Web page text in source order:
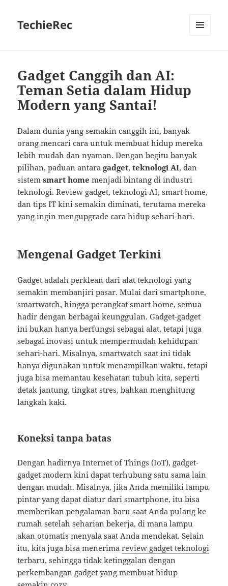
TechieRec
Gadget Canggih dan AI:
Teman Setia dalam Hidup
Modern yang Santai!
Dalam dunia yang semakin canggih ini, banyak
orang mencari cara untuk membuat hidup mereka
lebih mudah dan nyaman. Dengan begitu banyak
pilihan, paduan antaragadget,teknologi AI, dan
sistemsmart home menjadi bintang di industri
teknologi. Review gadget, teknologi AI, smart home,
dan tips IT kini semakin diminati, terutama mereka
yang ingin mengupgrade cara hidup sehari-hari.
Mengenal Gadget Terkini
Gadget adalah perklean dari alat teknologi yang
semakin membanjiri pasar. Mulai dari smartphone,
smartwatch, hingga perangkat smart home, semua
hadir dengan berbagai keunggulan. Gadget-gadget
ini bukan hanya berfungsi sebagai alat, tetapi juga
sebagai inovasi untuk mempermudah kehidupan
sehari-hari. Misalnya, smartwatch saat ini tidak
hanya digunakan untuk menampilkan waktu, tetapi
juga bisa memantau kesehatan tubuh kita, seperti
detak jantung, tingkat stres, bahkan menghitung
langkah kaki.
Koneksi tanpa batas
Dengan hadirnya Internet of Things (IoT), gadget-
gadget modern kini dapat terhubung satu sama lain
dengan mudah. Misalnya, jika Anda memiliki lampu
pintar yang dapat diatur dari smartphone, itu bisa
memberikan pengalaman baru saat Anda pulang ke
rumah setelah seharian bekerja, di mana lampu
akan otomatis menyala saat Anda mendekat. Selain
itu, kita juga bisa menerimareview gadget teknologi
terbaru, sehingga tidak ketinggalan dengan
perkembangan gadget yang membuat hidup